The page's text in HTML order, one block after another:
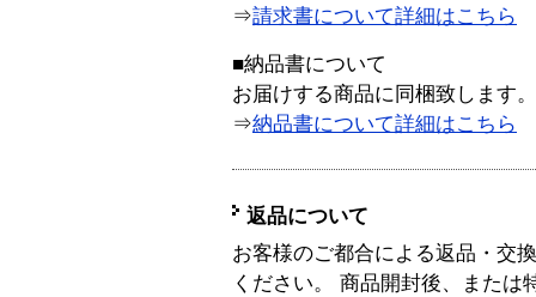
⇒請求書について詳細はこちら
■納品書について
お届けする商品に同梱致します。
⇒納品書について詳細はこちら
返品について
お客様のご都合による返品・交
ください。 商品開封後、または